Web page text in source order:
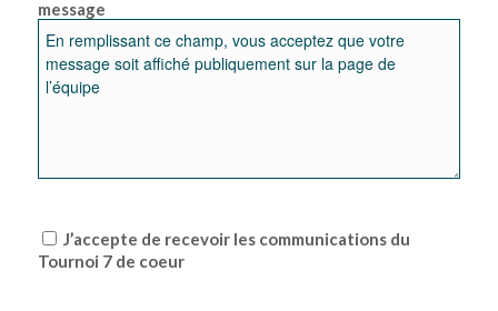
message
Tournoi 7 de coeur